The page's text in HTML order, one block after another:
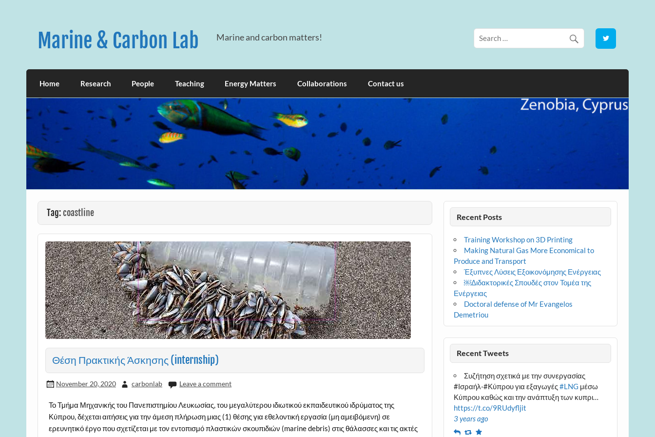
Marine & Carbon Lab Marine and carbon matters!
Home Research People Teaching Energy Matters Collaborations Contact us
Tag:coastline
Θέση Πρακτικής Άσκησης (internship)
November 20, 2020 carbonlab Leave a comment
Το Τμήμα Μηχανικής του Πανεπιστημίου Λευκωσίας, του μεγαλύτερου ιδιωτικού εκπαιδευτικού ιδρύματος της
Κύπρου, δέχεται αιτήσεις για την άμεση πλήρωση μιας (1) θέσης για εθελοντική εργασία (μη αμειβόμενη) σε
ερευνητικό έργο που σχετίζεται με τον εντοπισμό πλαστικών σκουπιδιών (marine debris) στις θάλασσες και τις ακτές
Recent Posts
Training Workshop on 3D Printing
Making Natural Gas More Economical to
Produce and Transport
Έξυπνες Λύσεις Εξοικονόμησης Ενέργειας
￼Διδακτορικές Σπουδές στον Τομέα της
Ενέργειας
Doctoral defense of Mr Evangelos
Demetriou
Recent Tweets
Συζήτηση σχετικά με την συνεργασίας
#Ισραήλ-#Κύπρου για εξαγωγές#LNG μέσω
Κύπρου καθώς και την ανάπτυξη των κυπρι…
https://t.co/9RUdyfljit
3 years ago
ReplyRetweet
Favourite